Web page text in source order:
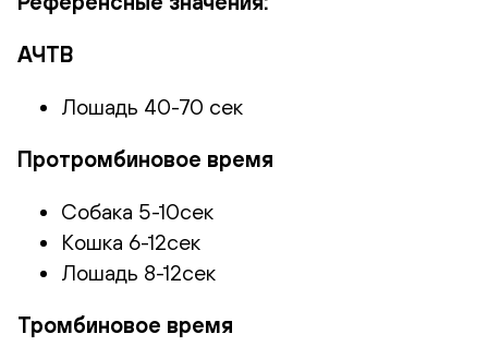
АЧТВ
Лошадь 40-70 сек
Протромбиновое время
Собака 5-10сек
Кошка 6-12сек
Лошадь 8-12сек
Тромбиновое время